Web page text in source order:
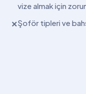
vize almak için
✕Şoför tipleri ve